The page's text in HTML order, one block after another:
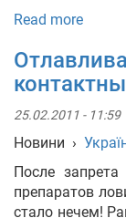
Read more
25.02.2011 - 11:59
Новини ›
После
препаратов
стало нечем!